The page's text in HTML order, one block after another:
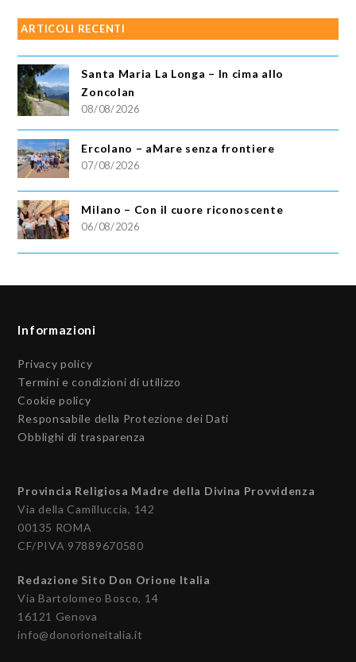
ARTICOLI RECENTI
Santa Maria La Longa – In cima allo
Zoncolan
08/08/2026
Ercolano – aMare senza frontiere
07/08/2026
Milano – Con il cuore riconoscente
06/08/2026
Informazioni
Privacy policy
Termini e condizioni di utilizzo
Cookie policy
Responsabile della Protezione dei Dati
Obblighi di trasparenza
Provincia Religiosa Madre della Divina Provvidenza
Via della Camilluccia, 142
00135 ROMA
CF/PIVA 97889670580
Redazione Sito Don Orione Italia
Via Bartolomeo Bosco, 14
16121 Genova
info@donorioneitalia.it